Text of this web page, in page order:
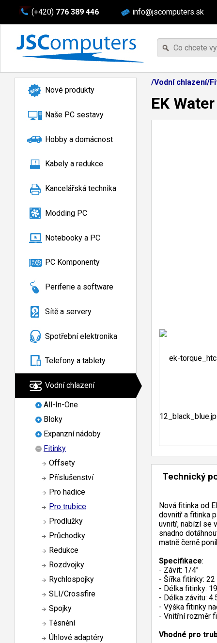
(+420) 776 389 446 info@jscomputers.sk
Nové produkty
Naše PC sestavy
Hobby a domácnost
Kabely a redukce
Kancelářská technika
Modding PC
Notebooky a PC
PC Komponenty
Periferie a software
Sítě a servery
Spotřební elektronika
Telefony a tablety
Vodní chlazení
All-In-One
Bloky
Expanzní nádoby
Fitinky
Offsety
Příslušenství
Pro hadice
Pro trubice
Prodlužky
Průchodky
Redukce
Rozdvojky
Rychlospojky
SLI/Crossfire
Spojky
Těsnění
Úhlové adaptéry
/Vodní chlazení/
EK
Technický
Nová fitinka od
dovnitř a fitinka
uvnitř, nabízí se
snadno
matně černě
Specifikace:
- Závit: 1/4"
- Šířka fitinky: 22
- Délka fitinky:
- Délka závitu:
- Výška fitinky
- Vnitřní rozměr
Vhodné pro